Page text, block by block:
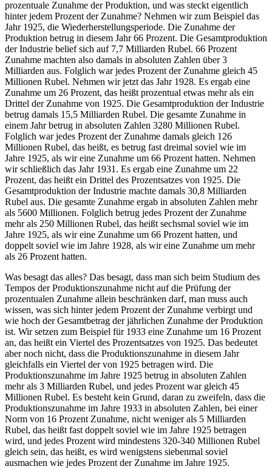
prozentuale Zunahme der Produktion, und was steckt eigentlich
hinter jedem Prozent der Zunahme? Nehmen wir zum Beispiel das
Jahr 1925, die Wiederherstellungsperiode. Die Zunahme der
Produktion betrug in diesem Jahr 66 Prozent. Die Gesamtproduktion
der Industrie belief sich auf 7,7 Milliarden Rubel. 66 Prozent
Zunahme machten also damals in absoluten Zahlen über 3
Milliarden aus. Folglich war jedes Prozent der Zunahme gleich 45
Millionen Rubel. Nehmen wir jetzt das Jahr 1928. Es ergab eine
Zunahme um 26 Prozent, das heißt prozentual etwas mehr als ein
Drittel der Zunahme von 1925. Die Gesamtproduktion der Industrie
betrug damals 15,5 Milliarden Rubel. Die gesamte Zunahme in
einem Jahr betrug in absoluten Zahlen 3280 Millionen Rubel.
Folglich war jedes Prozent der Zunahme damals gleich 126
Millionen Rubel, das heißt, es betrug fast dreimal soviel wie im
Jahre 1925, als wir eine Zunahme um 66 Prozent hatten. Nehmen
wir schließlich das Jahr 1931. Es ergab eine Zunahme um 22
Prozent, das heißt ein Drittel des Prozentsatzes von 1925. Die
Gesamtproduktion der Industrie machte damals 30,8 Milliarden
Rubel aus. Die gesamte Zunahme ergab in absoluten Zahlen mehr
als 5600 Millionen. Folglich betrug jedes Prozent der Zunahme
mehr als 250 Millionen Rubel, das heißt sechsmal soviel wie im
Jahre 1925, als wir eine Zunahme um 66 Prozent hatten, und
doppelt soviel wie im Jahre 1928, als wir eine Zunahme um mehr
als 26 Prozent hatten.
Was besagt das alles? Das besagt, dass man sich beim Studium des
Tempos der Produktionszunahme nicht auf die Prüfung der
prozentualen Zunahme allein beschränken darf, man muss auch
wissen, was sich hinter jedem Prozent der Zunahme verbirgt und
wie hoch der Gesamtbetrag der jährlichen Zunahme der Produktion
ist. Wir setzen zum Beispiel für 1933 eine Zunahme um 16 Prozent
an, das heißt ein Viertel des Prozentsatzes von 1925. Das bedeutet
aber noch nicht, dass die Produktionszunahme in diesem Jahr
gleichfalls ein Viertel der von 1925 betragen wird. Die
Produktionszunahme im Jahre 1925 betrug in absoluten Zahlen
mehr als 3 Milliarden Rubel, und jedes Prozent war gleich 45
Millionen Rubel. Es besteht kein Grund, daran zu zweifeln, dass die
Produktionszunahme im Jahre 1933 in absoluten Zahlen, bei einer
Norm von 16 Prozent Zunahme, nicht weniger als 5 Milliarden
Rubel, das heißt fast doppelt soviel wie im Jahre 1925 betragen
wird, und jedes Prozent wird mindestens 320-340 Millionen Rubel
gleich sein, das heißt, es wird wenigstens siebenmal soviel
ausmachen wie jedes Prozent der Zunahme im Jahre 1925.